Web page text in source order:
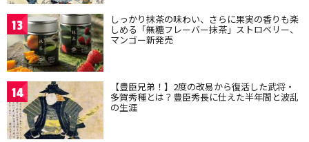
13 しっかり抹茶の味わい、さらに果実の香りも楽
しめる「無糖フレーバー抹茶」ストロベリー、
マンゴー新発売
14 【豊臣兄弟！】2度の改易から復活した武将・
多賀秀種とは？豊臣秀長に仕えた半年間と波乱
の生涯